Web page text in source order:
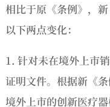
相比于原《条例》，
以下两点变化：
1. 针对未在境外上市
证明文件。根据新《
境外上市的创新医疗